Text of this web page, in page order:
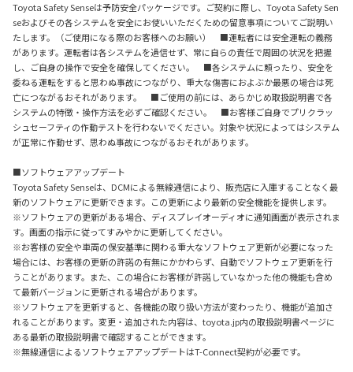
Toyota Safety Senseは予防安全パッケージです。ご契約に際し、Toyota Safety Sen
seおよびその各システムを安全にお使いいただくための留意事項についてご説明い
たします。（ご使用になる際のお客様へのお願い） ■運転者には安全運転の義務
があります。運転者は各システムを過信せず、常に自らの責任で周囲の状況を把握
し、ご自身の操作で安全を確保してください。 ■各システムに頼ったり、安全を
委ねる運転をすると思わぬ事故につながり、重大な傷害におよぶか最悪の場合は死
亡につながるおそれがあります。 ■ご使用の前には、あらかじめ取扱説明書で各
システムの特徴・操作方法を必ずご確認ください。 ■お客様ご自身でプリクラッ
シュセーフティの作動テストを行わないでください。対象や状況によってはシステム
が正常に作動せず、思わぬ事故につながるおそれがあります。
■ソフトウェアアップデート
Toyota Safety Senseは、DCMによる無線通信により、販売店に入庫することなく最
新のソフトウェアに更新できます。この更新により最新の安全機能を提供します。
※ソフトウェアの更新がある場合、ディスプレイオーディオに通知画面が表示されま
す。画面の指示に従ってすみやかに更新してください。
※お客様の安全や車両の保安基準に関わる重大なソフトウェア更新が必要になった
場合には、お客様の更新の許諾の有無にかかわらず、自動でソフトウェア更新を行
うことがあります。また、この場合にお客様が許諾していなかった他の機能も含め
て最新バージョンに更新される場合があります。
※ソフトウェアを更新すると、各機能の取り扱い方法が変わったり、機能が追加さ
れることがあります。変更・追加された内容は、toyota.jp内の取扱説明書ページに
ある最新の取扱説明書で確認することができます。
※無線通信によるソフトウェアアップデートはT-Connect契約が必要です。